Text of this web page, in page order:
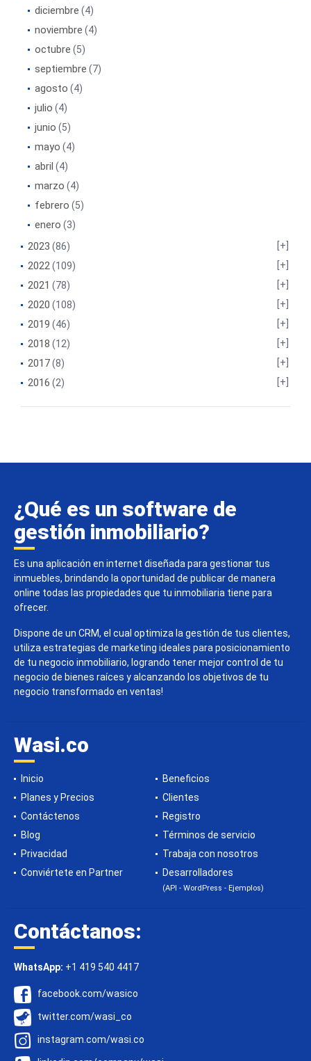
diciembre (4)
noviembre (4)
octubre (5)
septiembre (7)
agosto (4)
julio (4)
junio (5)
mayo (4)
abril (4)
marzo (4)
febrero (5)
enero (3)
2023 (86)
2022(109)
2021 (78)
2020 (108)
2019 (46)
2018 (12)
2017(8)
2016 (2)
¿Qué es un software de
gestión inmobiliario?
Es una aplicación en internet diseñada para gestionar tus
inmuebles, brindando la oportunidad de publicar de manera
online todas las propiedades que tu inmobiliaria tiene para
ofrecer.
Dispone de un CRM, el cual optimiza la gestión de tus clientes,
utiliza estrategias de marketing ideales para posicionamiento
de tu negocio inmobiliario, logrando tener mejor control de tu
negocio de bienes raíces y alcanzando los objetivos de tu
negocio transformado en ventas!
Wasi.co
Inicio
Beneficios
Planes y Precios
Clientes
Contáctenos
Registro
Blog
Términos de servicio
Privacidad
Trabaja con nosotros
Conviértete en Partner
Desarrolladores
(API - WordPress - Ejemplos)
Contáctanos:
WhatsApp: +1 419 540 4417
facebook.com/wasico
twitter.com/wasi_co
instagram.com/wasi.co